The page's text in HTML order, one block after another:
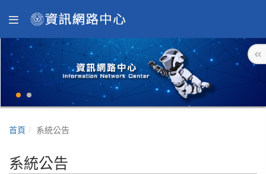
首頁 系統公告
系統公告